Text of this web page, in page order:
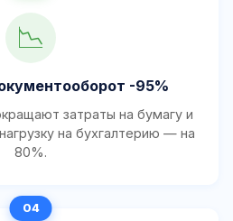
📉
-95%
затраты на бумагу и
на бухгалтерию — на
80%.